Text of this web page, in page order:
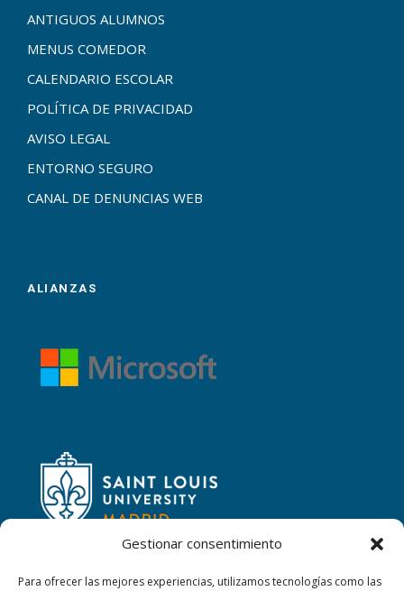
Gestionar consentimiento
Para ofrecer las mejores experiencias, utilizamos tecnologías como las
ANTIGUOS ALUMNOS
MENUS COMEDOR
CALENDARIO ESCOLAR
POLÍTICA DE PRIVACIDAD
AVISO LEGAL
ENTORNO SEGURO
CANAL DE DENUNCIAS WEB
ALIANZAS